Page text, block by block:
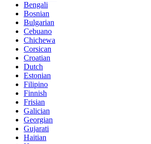
Bengali
Bosnian
Bulgarian
Cebuano
Chichewa
Corsican
Croatian
Dutch
Estonian
Filipino
Finnish
Frisian
Galician
Georgian
Gujarati
Haitian